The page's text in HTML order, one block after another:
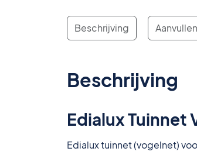
Beschrijving
Beschrijving
Edialux Tuinnet
Edialux tuinnet (vogelnet)